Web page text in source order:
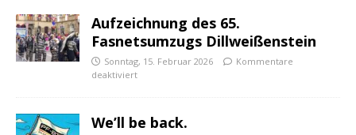
Aufzeichnung des 65.
Fasnetsumzugs Dillweißenstein
Sonntag, 15. Februar 2026
Kommentare
deaktiviert
We’ll be back.